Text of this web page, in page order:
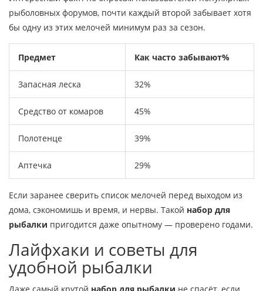
рыболовных форумов, почти каждый второй забывает хотя
бы одну из этих мелочей минимум раз за сезон.
Предмет Как часто забывают%
Запасная леска 32%
Средство от комаров 45%
Полотенце 39%
Аптечка 29%
Если заранее сверить список мелочей перед выходом из
дома, сэкономишь и время, и нервы. Такой набор для
рыбалки пригодится даже опытному — проверено годами.
Лайфхаки и советы для
удобной рыбалки